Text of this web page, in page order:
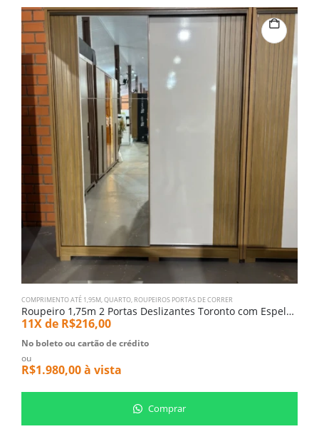
COMPRIMENTO ATÉ 1,95M,QUARTO, ROUPEIROS PORTAS DE CORRER
Roupeiro 1,75m 2 Portas Deslizantes Toronto com Espelho (4500)
11X de R$216,00
No boleto ou cartão de crédito
ou
R$1.980,00à vista
Comprar